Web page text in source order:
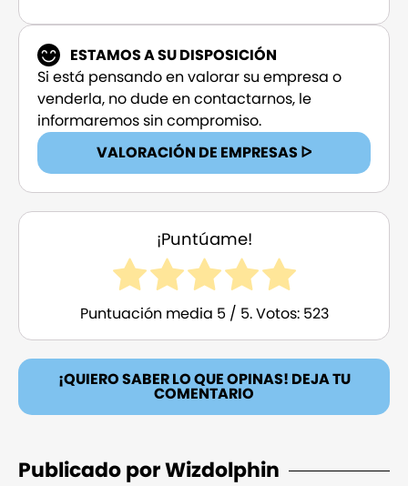
ESTAMOS A SU DISPOSICIÓN
Si está pensando en valorar su empresa o
venderla, no dude en contactarnos, le
informaremos sin compromiso.
VALORACIÓN DE EMPRESAS ᐅ
¡Puntúame!
Puntuación media 5 / 5. Votos: 523
¡QUIERO SABER LO QUE OPINAS! DEJA TU
COMENTARIO
Publicado por Wizdolphin